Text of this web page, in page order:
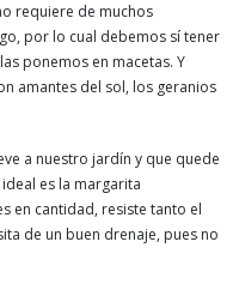
requiere de muchos
por lo cual debemos sí tener
ponemos en macetas. Y
amantes del sol, los geranios
a nuestro jardín y que quede
es la margarita
en cantidad, resiste tanto el
de un buen drenaje, pues no